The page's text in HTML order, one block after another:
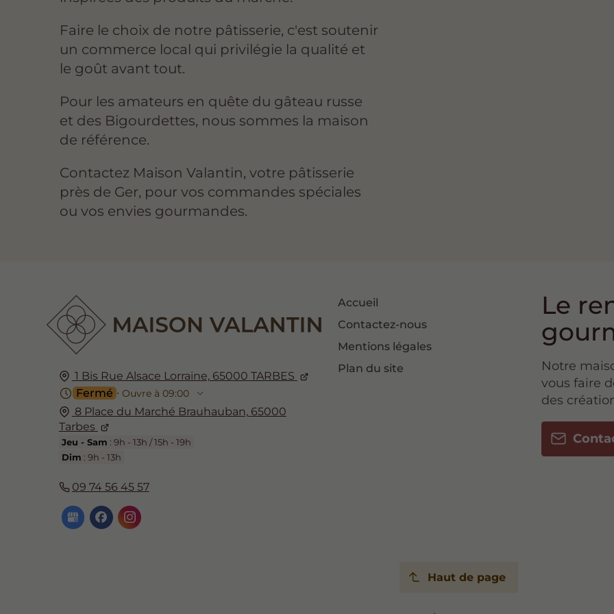
Faire le choix de notre pâtisserie, c'est soutenir
un commerce local qui privilégie la qualité et
le goût avant tout.
Pour les amateurs en quête du gâteau russe
et des Bigourdettes, nous sommes la maison
de référence.
Contactez Maison Valantin, votre pâtisserie
près de Ger, pour vos commandes spéciales
ou vos envies gourmandes.
1 Bis Rue Alsace Lorraine, 65000 TARBES
Fermé ⋅ Ouvre à 09:00
8 Place du Marché Brauhauban, 65000
Tarbes
Jeu - Sam : 9h - 13h / 15h - 19h
Dim : 9h - 13h
09 74 56 45 57
Accueil
Contactez-nous
Mentions légales
Plan du site
Le
Notre
vous faire
des
Haut de page